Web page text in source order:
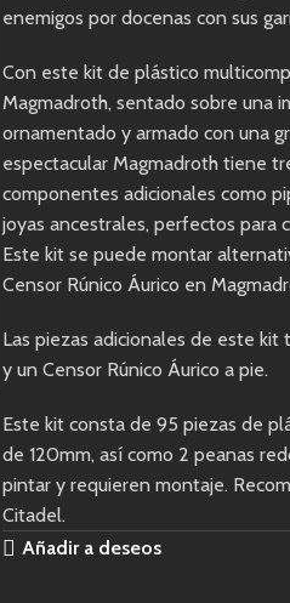
enemigos por docenas con sus
Con este kit de plástico
Magmadroth, sentado sobre una
ornamentado y armado con una
espectacular Magmadroth tiene
componentes adicionales como
joyas ancestrales, perfectos para
Este kit se puede montar
Censor Rúnico Áurico en
Las piezas adicionales de este
y un Censor Rúnico Áurico a pie.
Este kit consta de 95 piezas de
de 120mm, así como 2 peanas
pintar y requieren montaje.
Citadel.
Añadir a deseos